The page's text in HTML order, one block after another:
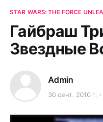
STAR WARS: THE FORCE
Гайбраш
Звездные
Admin
30 сент. 2010 г.